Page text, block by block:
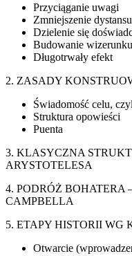
Przyciąganie uwagi
Zmniejszenie
Dzielenie się
Budowanie
Długotrwały efekt
2. ZASADY
Świadomość celu,
Struktura opowieści
Puenta
3. KLASYCZNA
ARYSTOTELESA
4. PODRÓŻ BOHATERA
CAMPBELLA
5. ETAPY HISTORII WG
Otwarcie